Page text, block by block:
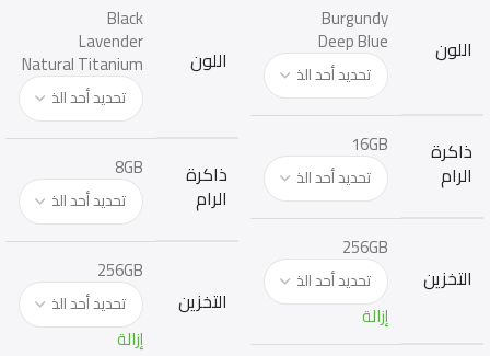
اللون
Burgundy
Deep Blue
ذاكرة
الرام
16GB
التخزين
256GB
إزالة
اللون
Black
Lavender
Natural Titanium
ذاكرة
الرام
8GB
التخزين
256GB
إزالة